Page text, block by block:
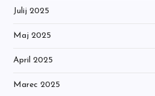
Julij 2025
Maj 2025
April 2025
Marec 2025